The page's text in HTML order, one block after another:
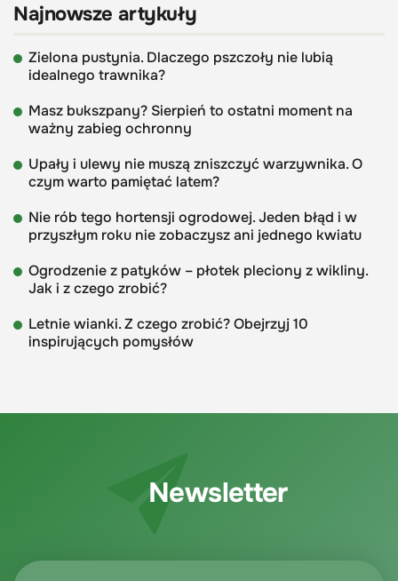
Najnowsze artykuły
Zielona pustynia. Dlaczego pszczoły nie lubią
idealnego trawnika?
Masz bukszpany? Sierpień to ostatni moment na
ważny zabieg ochronny
Upały i ulewy nie muszą zniszczyć warzywnika. O
czym warto pamiętać latem?
Nie rób tego hortensji ogrodowej. Jeden błąd i w
przyszłym roku nie zobaczysz ani jednego kwiatu
Ogrodzenie z patyków – płotek pleciony z wikliny.
Jak i z czego zrobić?
Letnie wianki. Z czego zrobić? Obejrzyj 10
inspirujących pomysłów
Newsletter